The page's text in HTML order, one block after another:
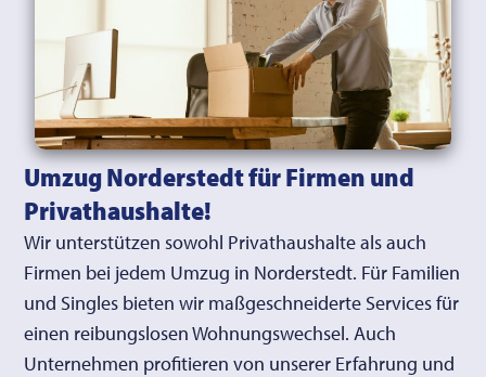
Umzug Norderstedt für Firmen und
Privathaushalte!
Wir unterstützen sowohl Privathaushalte als auch
Firmen bei jedem Umzug in Norderstedt. Für Familien
und Singles bieten wir maßgeschneiderte Services für
einen reibungslosen Wohnungswechsel. Auch
Unternehmen profitieren von unserer Erfahrung und